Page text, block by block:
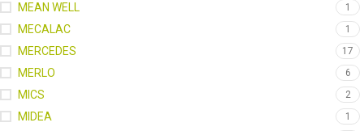
MEAN WELL 1
MECALAC 1
MERCEDES 17
MERLO 6
MICS 2
MIDEA 1